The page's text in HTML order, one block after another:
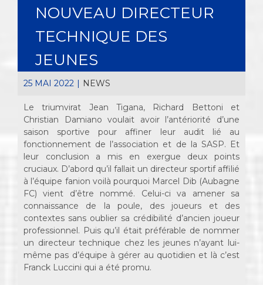
NOUVEAU DIRECTEUR
TECHNIQUE DES
JEUNES
25 MAI 2022 | NEWS
Le triumvirat Jean Tigana, Richard Bettoni et
Christian Damiano voulait avoir l’antériorité d’une
saison sportive pour affiner leur audit lié au
fonctionnement de l’association et de la SASP. Et
leur conclusion a mis en exergue deux points
cruciaux. D’abord qu’il fallait un directeur sportif affilié
à l’équipe fanion voilà pourquoi Marcel Dib (Aubagne
FC) vient d’être nommé. Celui-ci va amener sa
connaissance de la poule, des joueurs et des
contextes sans oublier sa crédibilité d’ancien joueur
professionnel. Puis qu’il était préférable de nommer
un directeur technique chez les jeunes n’ayant lui-
même pas d’équipe à gérer au quotidien et là c’est
Franck Luccini qui a été promu.